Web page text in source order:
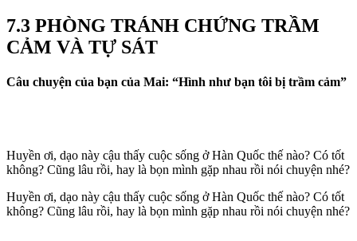
7.3 PHÒNG TRÁNH CHỨNG TRẦM
CẢM VÀ TỰ SÁT
Câu chuyện của bạn của Mai: “Hình như bạn tôi bị trầm cảm”
Huyền ơi, dạo này cậu thấy cuộc sống ở Hàn Quốc thế nào? Có tốt
không? Cũng lâu rồi, hay là bọn mình gặp nhau rồi nói chuyện nhé?
Huyền ơi, dạo này cậu thấy cuộc sống ở Hàn Quốc thế nào? Có tốt
không? Cũng lâu rồi, hay là bọn mình gặp nhau rồi nói chuyện nhé?